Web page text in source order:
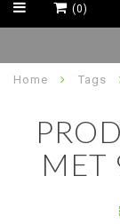
(0)
Home Tags
MET